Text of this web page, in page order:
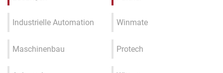
Industrielle Automation
Maschinenbau
Winmate
Protech